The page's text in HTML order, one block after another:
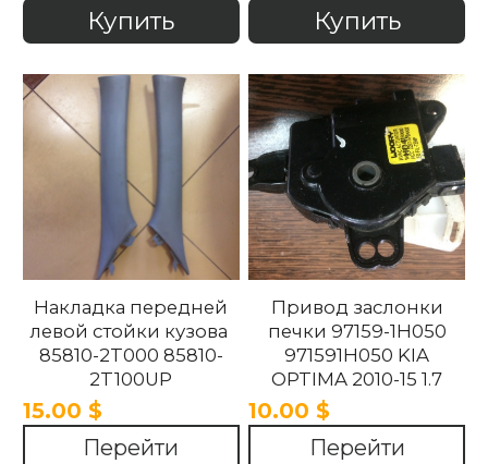
Купить Купить
Накладка передней
левой стойки кузова
85810-2T000 85810-
2T100UP
858102T100UP
858102T000 Kia
Optima 2010 -2015.
15.00 $
Перейти
Привод заслонки
печки 97159-1H050
971591H050 KIA
OPTIMA 2010-15 1.7
10.00 $
Перейти